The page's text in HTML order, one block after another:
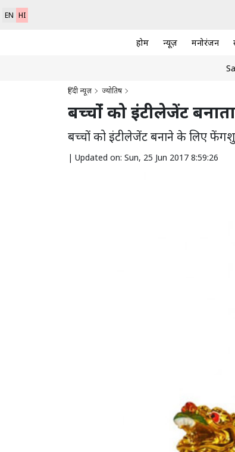
EN HI
होम न्यूज़ मनोरंजन
हिंदी न्यूज़ ज्योतिष
बच्चोंं को इंटीलेजेंट
बच्चों को इंटीलेजेंट बनाने के लिए
| Updated on: Sun, 25 Jun 2017 8:59:26